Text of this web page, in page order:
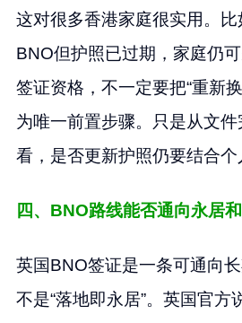
这对很多香港家庭很实用。
BNO但护照已过期，家庭仍
签证资格，不一定要把“重新
为唯一前置步骤。只是从文
看，是否更新护照仍要结合个
四、BNO路线能否通向永居
英国BNO签证是一条可通向
不是“落地即永居”。英国官方